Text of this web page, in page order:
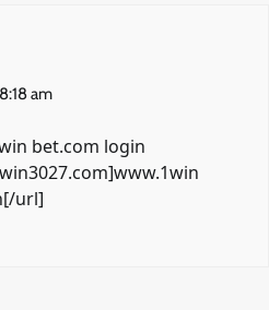
am
bet.com login
url]